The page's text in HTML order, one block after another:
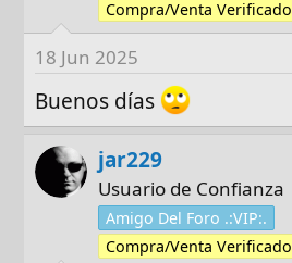
Compra/Venta Verificado
18 Jun 2025
Buenos días
jar229
Usuario de Confianza
Amigo Del Foro .:VIP:.
Compra/Venta Verificado